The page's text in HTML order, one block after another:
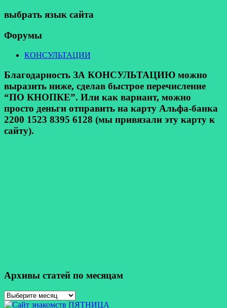
выбрать язык сайта
Форумы
КОНСУЛЬТАЦИИ
Благодарность ЗА КОНСУЛЬТАЦИЮ можно
выразить ниже, сделав быстрое перечисление
“ПО КНОПКЕ”. Или как вариант, можно
просто деньги отправить на карту Альфа-банка
2200 1523 8395 6128 (мы привязали эту карту к
сайту).
Архивы статей по месяцам
Архивы
статей